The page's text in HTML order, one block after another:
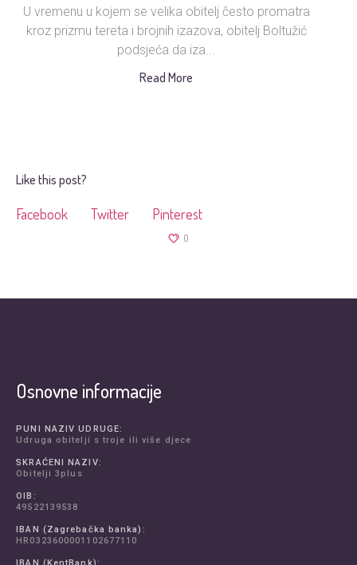
U vremenu u kojem se velika obitelj često promatra
kroz prizmu tereta i brojnih izazova, obitelj Boltužić
podsjeća da iza...
Read More
Like this post?
Facebook Twitter Pinterest
0
Osnovne informacije
PUNI NAZIV UDRUGE:
Udruga obitelji s troje ili više djece
SKRAĆENI NAZIV:
Obitelji 3plus
OIB:
49522139538
IBAN (Zagrebačka banka):
HR0323600001102677110